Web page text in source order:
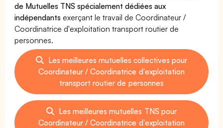
de Mutuelles TNS spécialement dédiées aux
indépendants exerçant le travail de Coordinateur /
Coordinatrice d'exploitation transport routier de
personnes.
Les meilleures mutuelles collectives pour
Coordinateur / Coordinatrice d'exploitation
transport routier de personnes
Les meilleures mutuelles TNS pour
Coordinateur / Coordinatrice d'exploitation